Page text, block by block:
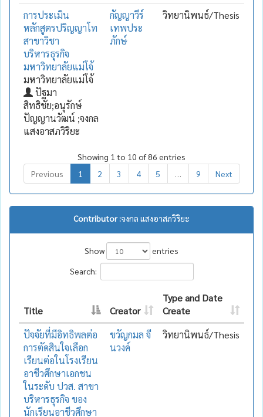
การประเมิน
หลักสูตรปริญญาโท
สาขาวิชา
บริหารธุรกิจ
มหาวิทยาลัยแม่โจ้
มหาวิทยาลัยแม่โจ้
ปัฐมา
สิทธิชัย;อนุรักษ์
ปัญญานวัฒน์ ;จงกล
แสงอาสภวิริยะ
กัญญาวีร์
เทพประ
ภักษ์
วิทยานิพนธ์/Thesis
Showing 1 to 10 of 86 entries
Previous
1 2 3 4 5 9 Next
Contributor :จงกล แสงอาสภวิริยะ
Show
entries
Search:
Title Creator
Type and Date
Create
ปัจจัยที่มีอิทธิพลต่อ
การตัดสินใจเลือก
เรียนต่อในโรงเรียน
อาชีวศึกษาเอกชน
ในระดับ ปวส. สาขา
บริหารธุรกิจ ของ
นักเรียนอาชีวศึกษา
ขวัญกมล จี
นวงค์
วิทยานิพนธ์/Thesis